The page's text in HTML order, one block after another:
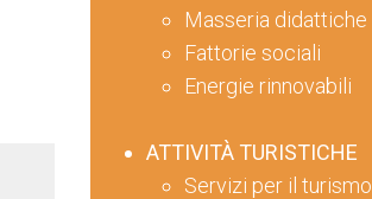
Masseria didattiche
Fattorie sociali
Energie rinnovabili
ATTIVITÀ TURISTICHE
Servizi per il turismo